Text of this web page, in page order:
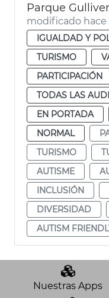
modificado hace
IGUALDAD Y
TURISMO
PARTICIPACIÓN
TODAS LAS
EN PORTADA
NORMAL
TURISMO
AUTISME
INCLUSIÓN
DIVERSIDAD
AUTISM
Nuestras Apps